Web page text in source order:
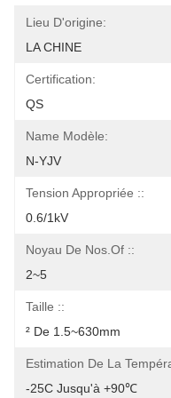
Lieu D'origine:
LA CHINE
Certification:
QS
Name Modèle:
N-YJV
Tension Appropriée ::
0.6/1kV
Noyau De Nos.of ::
2~5
Taille ::
² De 1.5~630mm
Estimation De La
-25C Jusqu'à +90℃